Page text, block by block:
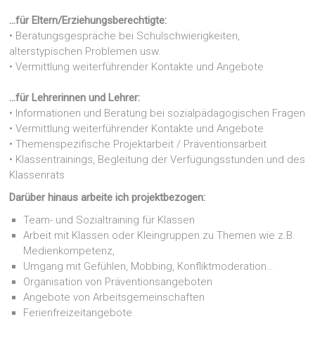
…für Eltern/Erziehungsberechtigte:
• Beratungsgespräche bei Schulschwierigkeiten,
alterstypischen Problemen usw.
• Vermittlung weiterführender Kontakte und Angebote
…für Lehrerinnen und Lehrer:
• Informationen und Beratung bei sozialpädagogischen Fragen
• Vermittlung weiterführender Kontakte und Angebote
• Themenspezifische Projektarbeit / Präventionsarbeit
• Klassentrainings, Begleitung der Verfügungsstunden und des
Klassenrats
Darüber hinaus arbeite ich projektbezogen:
Team- und Sozialtraining für Klassen
Arbeit mit Klassen oder Kleingruppen zu Themen wie z.B.
Medienkompetenz,
Umgang mit Gefühlen, Mobbing, Konfliktmoderation…
Organisation von Präventionsangeboten
Angebote von Arbeitsgemeinschaften
Ferienfreizeitangebote